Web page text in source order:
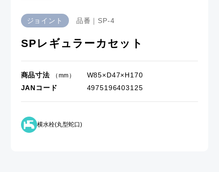
ジョイント 品番｜SP-4
SPレギュラーカセット
商品寸法 （mm）
W85×D47×H170
JANコード
4975196403125
横水栓(丸型蛇口)